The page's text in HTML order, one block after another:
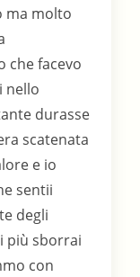
ma molto
che facevo
nello
durasse
scatenata
e io
sentii
degli
più sborrai
con